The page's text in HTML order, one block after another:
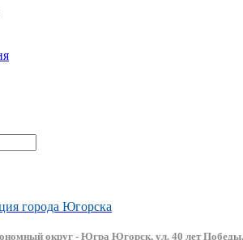
города Югорска
мный округ - Югра Югорск, ул. 40 лет